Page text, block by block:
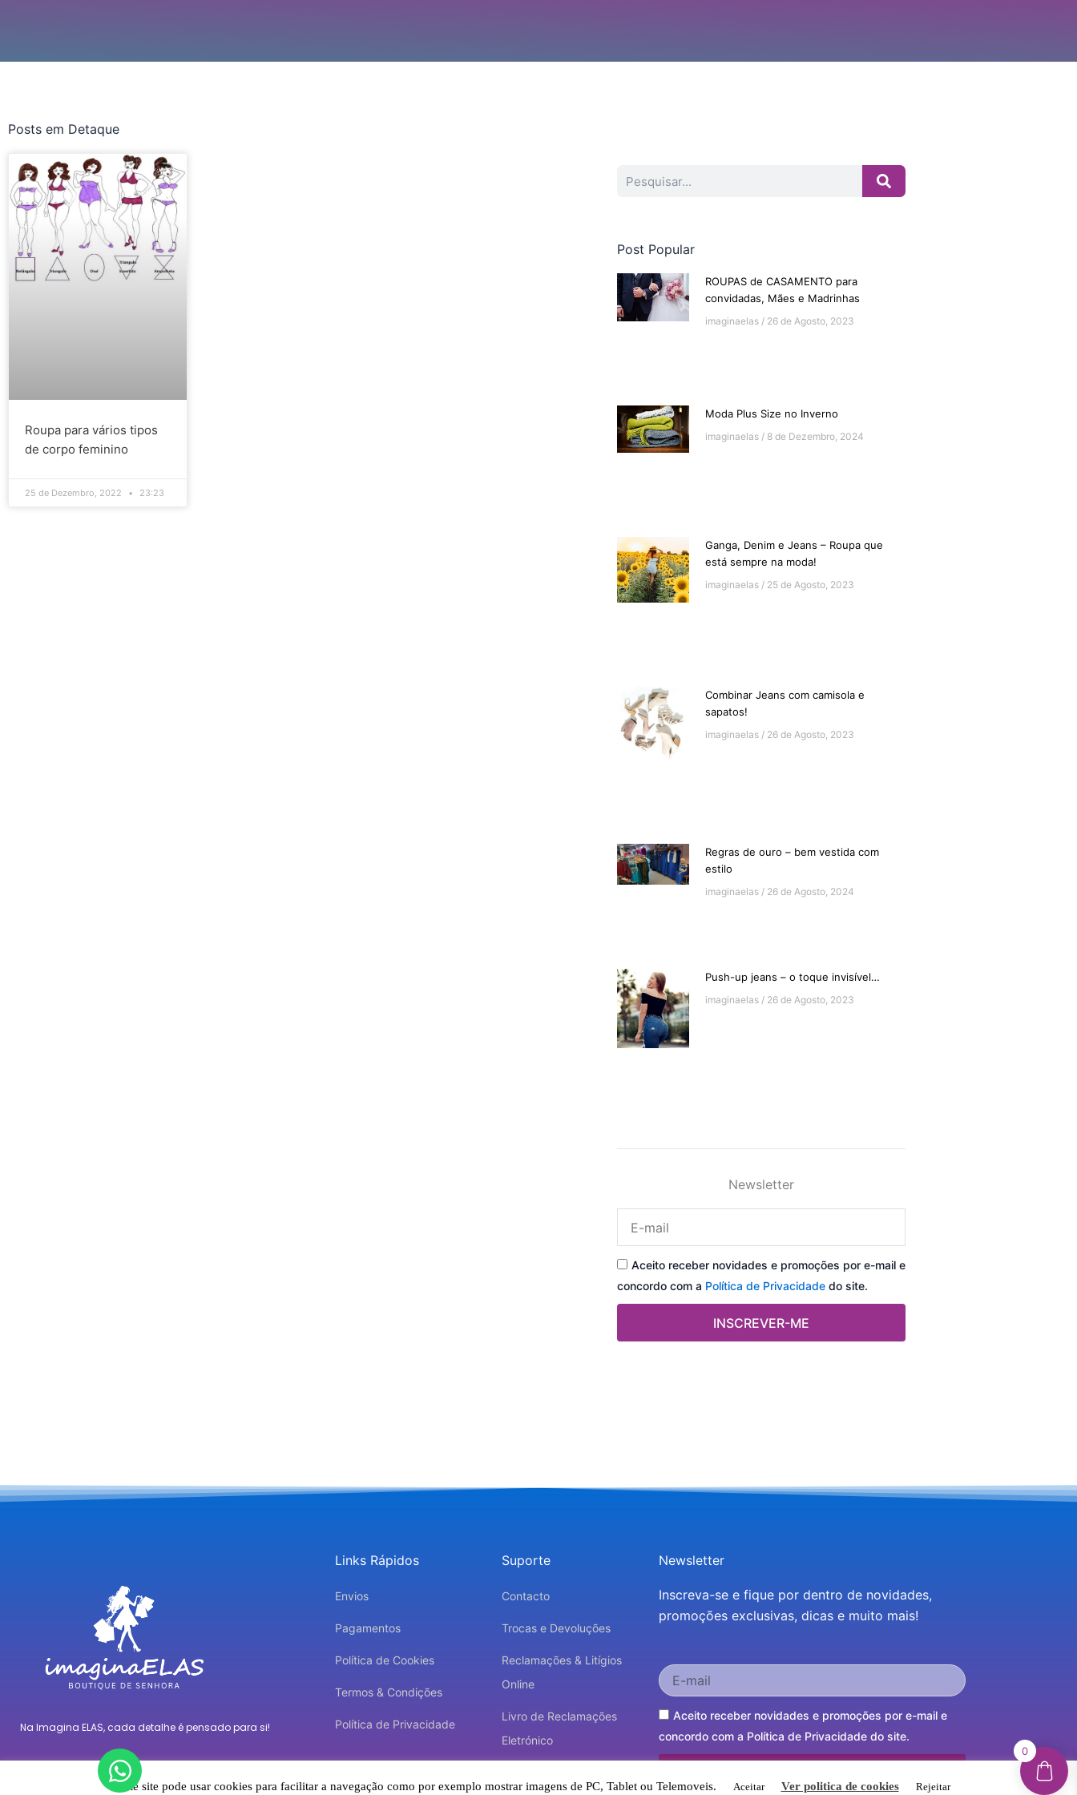
Posts em Detaque
Roupa para vários tipos
de corpo feminino
25 de Dezembro, 2022 23:23
Post Popular
ROUPAS de CASAMENTO para
convidadas, Mães e Madrinhas
imaginaelas 26 de Agosto, 2023
Moda Plus Size no Inverno
imaginaelas 8 de Dezembro, 2024
Ganga, Denim e Jeans – Roupa que
está sempre na moda!
imaginaelas 25 de Agosto, 2023
Combinar Jeans com camisola e
sapatos!
imaginaelas 26 de Agosto, 2023
Regras de ouro – bem vestida com
estilo
imaginaelas 26 de Agosto, 2024
Push-up jeans – o toque invisível…
imaginaelas 26 de Agosto, 2023
Newsletter
Aceito receber novidades e promoções por e-mail e
concordo com a Política de Privacidade do site.
INSCREVER-ME
Na Imagina ELAS, cada detalhe é pensado para si!
F I T
Links Rápidos
Envios
Pagamentos
Política de Cookies
Termos & Condições
Política de Privacidade
Suporte
Contacto
Trocas e Devoluções
Reclamações & Litígios
Online
Livro de Reclamações
Eletrónico
Newsletter
Inscreva-se e fique por dentro de novidades,
promoções exclusivas, dicas e muito mais!
Aceito receber novidades e promoções por e-mail e
concordo com a Política de Privacidade do site.
Este site pode usar cookies para facilitar a navegação como por exemplo mostrar imagens de PC, Tablet ou Telemoveis. Aceitar Ver politica de cookies Rejeitar
0